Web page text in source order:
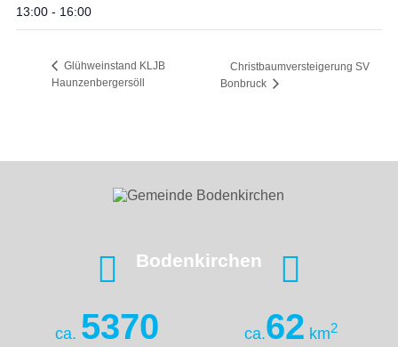
13:00 - 16:00
Glühweinstand KLJB
Haunzenbergersöll
Christbaumversteigerung SV
Bonbruck
Bodenkirchen
ca. 5370 ca.62 km2